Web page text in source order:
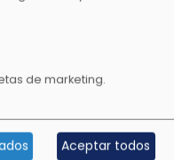
de marketing.
Aceptar todos